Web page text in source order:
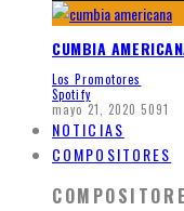
CUMBIA
Los Promotores
Spotify
mayo 21, 2020 5091
NOTICIAS
COMPOSITORES